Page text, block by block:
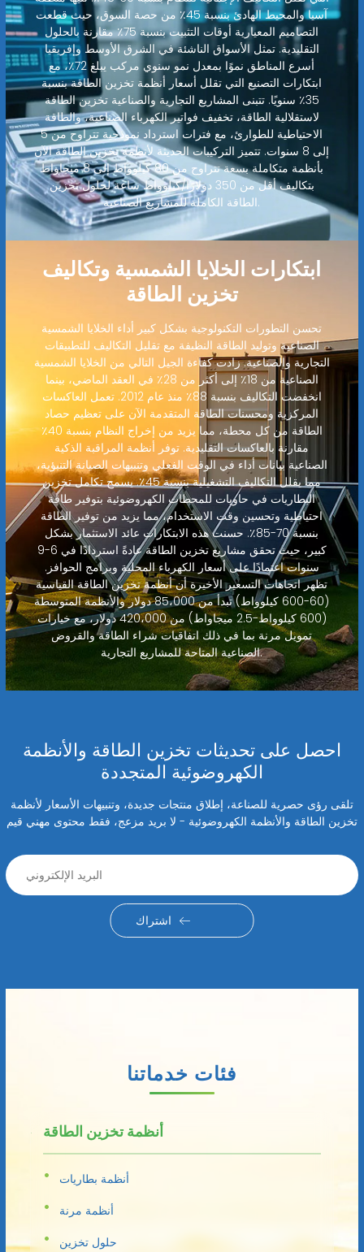
آسيا والمحيط الهادئ بنسبة 45٪ من حصة السوق، حيث قطعت
التصاميم المعيارية أوقات التثبيت بنسبة 75٪ مقارنة بالحلول
التقليدية. تمثل الأسواق الناشئة في الشرق الأوسط وإفريقيا
أسرع المناطق نموًا بمعدل نمو سنوي مركب يبلغ 72٪، مع
ابتكارات التصنيع التي تقلل أسعار أنظمة تخزين الطاقة بنسبة
35٪ سنويًا. تتبنى المشاريع التجارية والصناعية تخزين الطاقة
لاستقلالية الطاقة، تخفيف فواتير الكهرباء الصناعية، والطاقة
الاحتياطية للطوارئ، مع فترات استرداد نموذجية تتراوح من 5
إلى 8 سنوات. تتميز التركيبات الحديثة لأنظمة تخزين الطاقة الآن
بأنظمة متكاملة بسعة تتراوح من 80 كيلوواط إلى 8 ميجاواط
بتكاليف أقل من 350 دولارًا/كيلوواط ساعة لحلول تخزين
الطاقة الكاملة للمشاريع الصناعية.
ابتكارات الخلايا الشمسية وتكاليف
تخزين الطاقة
تحسن التطورات التكنولوجية بشكل كبير أداء الخلايا الشمسية
الصناعية وتوليد الطاقة النظيفة مع تقليل التكاليف للتطبيقات
التجارية والصناعية. زادت كفاءة الجيل التالي من الخلايا الشمسية
الصناعية من 18٪ إلى أكثر من 28٪ في العقد الماضي، بينما
انخفضت التكاليف بنسبة 88٪ منذ عام 2012. تعمل العاكسات
المركزية ومحسنات الطاقة المتقدمة الآن على تعظيم حصاد
الطاقة من كل محطة، مما يزيد من إخراج النظام بنسبة 40٪
مقارنة بالعاكسات التقليدية. توفر أنظمة المراقبة الذكية
الصناعية بيانات أداء في الوقت الفعلي وتنبيهات الصيانة التنبؤية،
مما يقلل التكاليف التشغيلية بنسبة 45٪. يسمح تكامل تخزين
البطاريات في حاويات للمحطات الكهروضوئية بتوفير طاقة
احتياطية وتحسين وقت الاستخدام، مما يزيد من توفير الطاقة
بنسبة 70-85٪. حسنت هذه الابتكارات عائد الاستثمار بشكل
كبير، حيث تحقق مشاريع تخزين الطاقة عادةً استردادًا في 6-9
سنوات اعتمادًا على أسعار الكهرباء المحلية وبرامج الحوافز.
تظهر اتجاهات التسعير الأخيرة أن أنظمة تخزين الطاقة القياسية
(60-600 كيلوواط) تبدأ من 85،000 دولار والأنظمة المتوسطة
(600 كيلوواط-2.5 ميجاواط) من 420،000 دولار، مع خيارات
تمويل مرنة بما في ذلك اتفاقيات شراء الطاقة والقروض
الصناعية المتاحة للمشاريع التجارية.
احصل على تحديثات تخزين الطاقة والأنظمة
الكهروضوئية المتجددة
تلقى رؤى حصرية للصناعة، إطلاق منتجات جديدة، وتنبيهات الأسعار لأنظمة
تخزين الطاقة والأنظمة الكهروضوئية - لا بريد مزعج، فقط محتوى مهني قيم
اشتراك
فئات خدماتنا
أنظمة تخزين الطاقة
أنظمة بطاريات
أنظمة مرنة
حلول تخزين